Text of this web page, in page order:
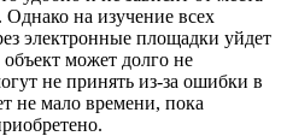
на изучение всех
электронные площадки уйдет
может долго не
не принять из-за ошибки в
не мало времени, пока